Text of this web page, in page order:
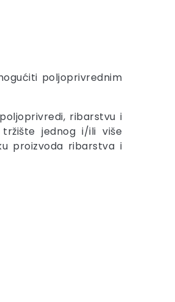
poljoprivrednim
ribarstvu i
jednog i/ili više
proizvoda ribarstva i